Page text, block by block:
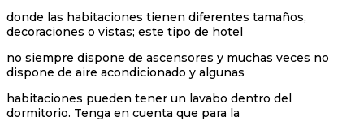
donde las habitaciones tienen diferentes tamaños,
decoraciones o vistas; este tipo de hotel
no siempre dispone de ascensores y muchas veces no
dispone de aire acondicionado y algunas
habitaciones pueden tener un lavabo dentro del
dormitorio. Tenga en cuenta que para la